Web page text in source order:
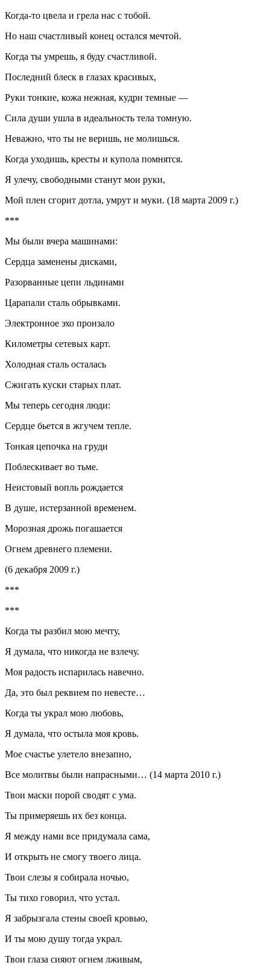
Когда-то цвела и грела нас с тобой.
Но наш счастливый конец остался мечтой.
Когда ты умрешь, я буду счастливой.
Последний блеск в глазах красивых,
Руки тонкие, кожа нежная, кудри темные —
Сила души ушла в идеальность тела томную.
Неважно, что ты не веришь, не молишься.
Когда уходишь, кресты и купола помнятся.
Я улечу, свободными станут мои руки,
Мой плен сгорит дотла, умрут и муки. (18 марта 2009 г.)
***
Мы были вчера машинами:
Сердца заменены дисками,
Разорванные цепи льдинами
Царапали сталь обрывками.
Электронное эхо пронзало
Километры сетевых карт.
Холодная сталь осталась
Сжигать куски старых плат.
Мы теперь сегодня люди:
Сердце бьется в жгучем тепле.
Тонкая цепочка на груди
Поблескивает во тьме.
Неистовый вопль рождается
В душе, истерзанной временем.
Морозная дрожь погашается
Огнем древнего племени.
(6 декабря 2009 г.)
***
***
Когда ты разбил мою мечту,
Я думала, что никогда не взлечу.
Моя радость испарилась навечно.
Да, это был реквием по невесте…
Когда ты украл мою любовь,
Я думала, что остыла моя кровь.
Мое счастье улетело внезапно,
Все молитвы были напрасными… (14 марта 2010 г.)
Твои маски порой сводят с ума.
Ты примеряешь их без конца.
Я между нами все придумала сама,
И открыть не смогу твоего лица.
Твои слезы я собирала ночью,
Ты тихо говорил, что устал.
Я забрызгала стены своей кровью,
И ты мою душу тогда украл.
Твои глаза сияют огнем лживым,